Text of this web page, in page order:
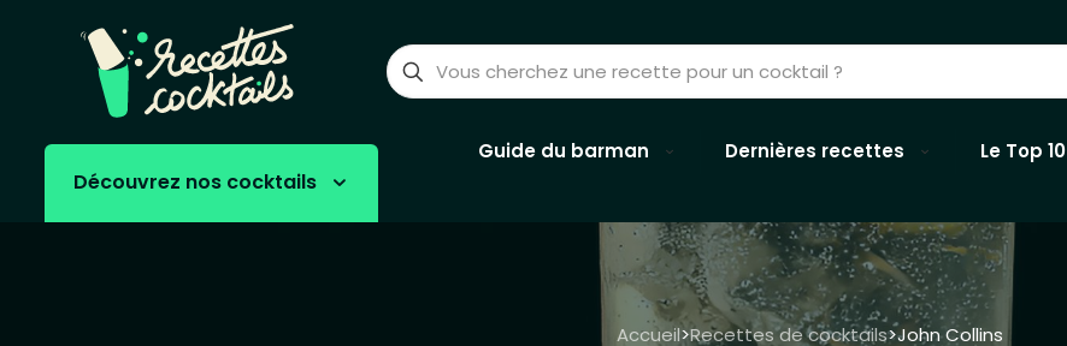
Découvrez nos cocktails
Guide du barman Dernières recettes Le Top 10
Accueil>Recettes de cocktails>John Collins